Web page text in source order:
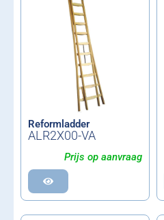
Reformladder
ALR2X00-VA
Prijs op aanvraag